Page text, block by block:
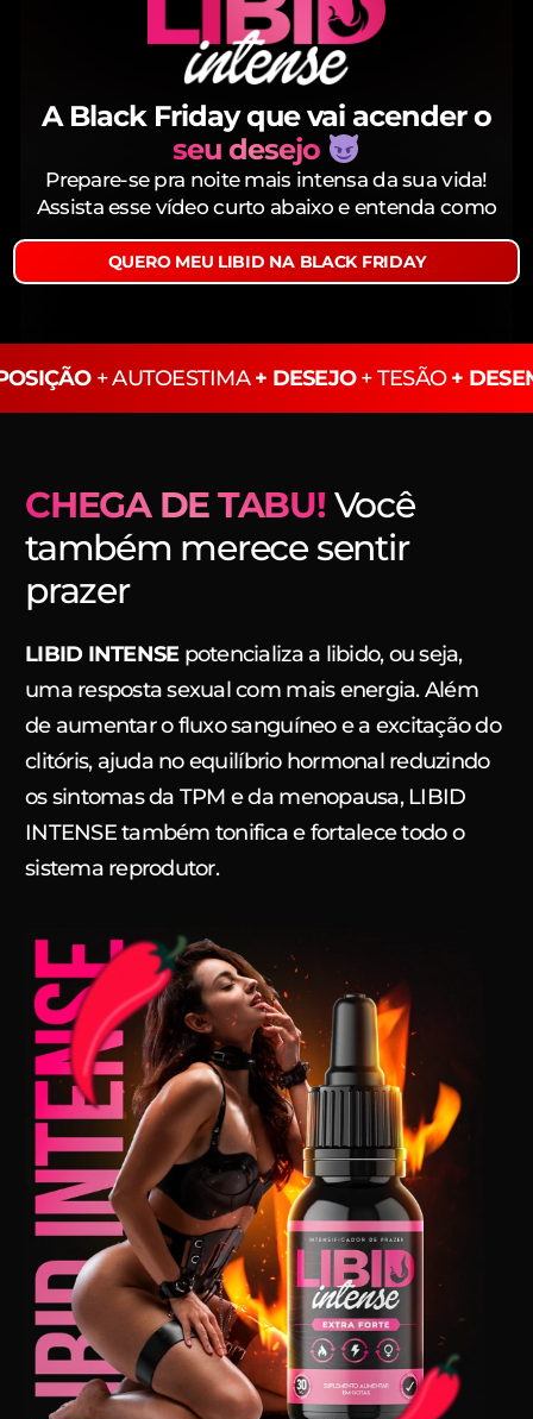
A Black Friday que vai acender o
seu desejo
Prepare-se pra noite mais intensa da sua vida!
Assista esse vídeo curto abaixo e entenda como
QUERO MEU LIBID NA BLACK FRIDAY
+ AUTOESTIMA+ DESEJO+ TESÃO+
CHEGA DE TABU!Você
também merece sentir
prazer
LIBID INTENSEpotencializa a libido, ou seja,
uma resposta sexual com mais energia. Além
de aumentar o fluxo sanguíneo e a excitação do
clitóris, ajuda no equilíbrio hormonal reduzindo
os sintomas da TPM e da menopausa, LIBID
INTENSE também tonifica e fortalece todo o
sistema reprodutor.